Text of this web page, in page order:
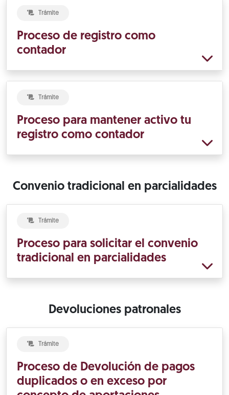
Trámite
Proceso de registro como
contador
Trámite
Proceso para mantener activo tu
registro como contador
Convenio tradicional en parcialidades
Trámite
Proceso para solicitar el convenio
tradicional en parcialidades
Devoluciones patronales
Trámite
Proceso de Devolución de pagos
duplicados o en exceso por